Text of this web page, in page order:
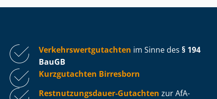
Ver­kehrs­wert­gut­ach­ten im Sinne des § 194
BauGB
Kurzgutachten Birresborn
Rest­nut­zungs­dau­er-Gutachten zur AfA-